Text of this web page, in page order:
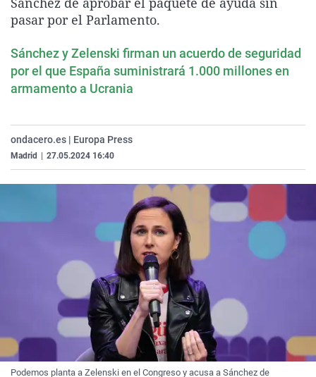
La rosa de los vientos
Como el perro y el
Caso
Equipo de
Extremadura
La Rioja
Virales
Elecciones
pasar por el Parlamento.
Sánchez y Zelenski firman un acuerdo de seguridad
por el que España suministrará 1.000 millones en
armamento a Ucrania
ondacero.es | Europa Press
Madrid 27.05.2024 16:40
Podemos planta a Zelenski en el Congreso y acusa a Sánchez de